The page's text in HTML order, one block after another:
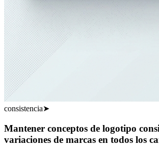
consistencia➤
Mantener conceptos de logotipo
variaciones de marcas en todos los